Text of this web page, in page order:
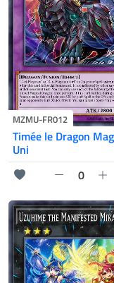
MZMU-FR012
Timée le Dragon
Uni
0